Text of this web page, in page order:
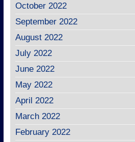
October 2022
September 2022
August 2022
July 2022
June 2022
May 2022
April 2022
March 2022
February 2022